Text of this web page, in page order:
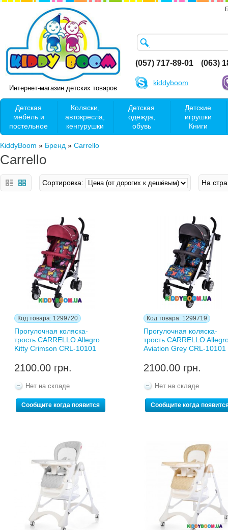
Интернет-магазин детских товаров
(057) 717-89-01 (063)
kiddyboom
Детская
мебель и
постельное
Коляски,
автокресла,
кенгурушки
Детская
одежда,
обувь
Детские
игрушки
Книги
KiddyBoom » Бренд » Carrello
Carrello
Сортировка: На
Код товара: 1299720
Прогулочная коляска-
трость CARRELLO Allegro
Kitty Crimson CRL-10101
2100.00 грн.
Нет на складе
Сообщите когда появится
Код товара: 1299719
Прогулочная коляска-
трость CARRELLO
Aviation Grey CRL-10101
2100.00 грн.
Нет на складе
Сообщите когда